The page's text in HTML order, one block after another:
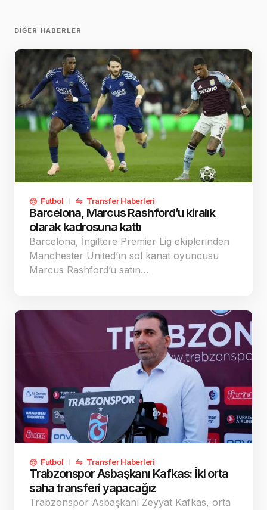
DIĞER HABERLER
Futbol Transfer Haberleri
Barcelona, Marcus Rashford’u kiralık
olarak kadrosuna kattı
Barcelona, İngiltere Premier Lig ekiplerinden
Manchester United’ın sol kanat oyuncusu
Marcus Rashford’u satın…
Futbol Transfer Haberleri
Trabzonspor Asbaşkanı Kafkas: İki orta
saha transferi yapacağız
Trabzonspor Asbaşkanı Zeyyat Kafkas, orta